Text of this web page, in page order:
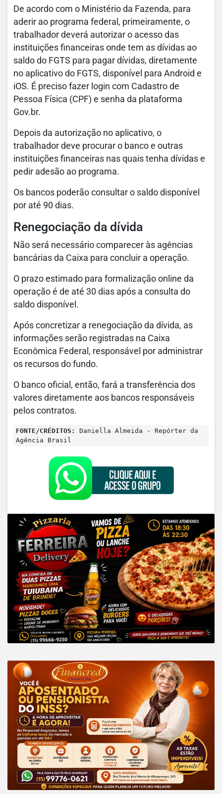
De acordo com o Ministério da Fazenda, para
aderir ao programa federal, primeiramente, o
trabalhador deverá autorizar o acesso das
instituições financeiras onde tem as dívidas ao
saldo do FGTS para pagar dívidas, diretamente
no aplicativo do FGTS, disponível para Android e
iOS. É preciso fazer login com Cadastro de
Pessoa Física (CPF) e senha da plataforma
Gov.br.
Depois da autorização no aplicativo, o
trabalhador deve procurar o banco e outras
instituições financeiras nas quais tenha dívidas e
pedir adesão ao programa.
Os bancos poderão consultar o saldo disponível
por até 90 dias.
Renegociação da dívida
Não será necessário comparecer às agências
bancárias da Caixa para concluir a operação.
O prazo estimado para formalização online da
operação é de até 30 dias após a consulta do
saldo disponível.
Após concretizar a renegociação da dívida, as
informações serão registradas na Caixa
Econômica Federal, responsável por administrar
os recursos do fundo.
O banco oficial, então, fará a transferência dos
valores diretamente aos bancos responsáveis
pelos contratos.
FONTE/CRÉDITOS:
Daniella Almeida - Repórter da
Agência Brasil